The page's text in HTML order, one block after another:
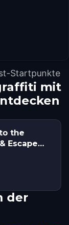
Startpunkte
mit
the
Escape
der